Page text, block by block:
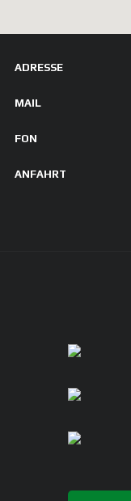
ADRESSE
MAIL
FON
ANFAHRT